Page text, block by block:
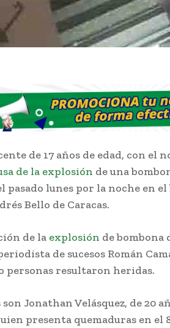
de 17 años de edad, con el
de la explosión de una
pasado lunes por la noche en
Bello de Caracas.
de la explosión de bombona
de sucesos Román
personas resultaron heridas.
Jonathan Velásquez, de 20
presenta quemaduras en el